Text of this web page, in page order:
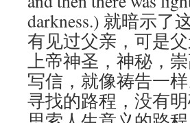
darkness.) 就暗示
有见过父亲，可是
上帝神圣，神秘，
写信，就像祷告一
寻找的路程，没有